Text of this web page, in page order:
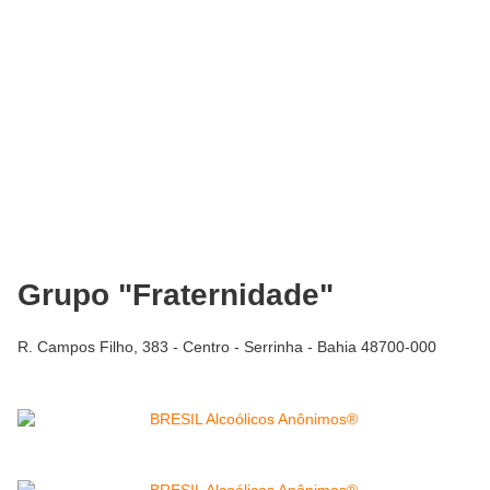
Grupo "Fraternidade"
R. Campos Filho, 383 - Centro - Serrinha - Bahia 48700-000